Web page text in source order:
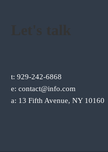
t: 929-242-6868
e: contact@info.com
a: 13 Fifth Avenue, NY 10160